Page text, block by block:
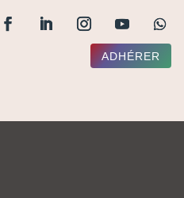
ADHÉRER